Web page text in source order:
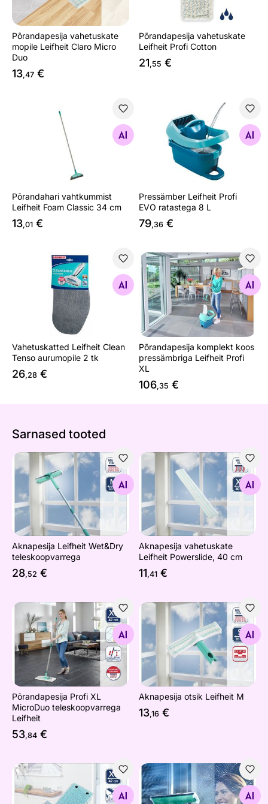
Põrandapesija vahetuskate
mopile Leifheit Claro Micro
Duo
13,47 €
Põrandapesija vahetuskate
Leifheit Profi Cotton
21,55 €
Põrandahari vahtkummist Leifheit Foam Classic 34 cm
Otsi sarnaseid
Põrandahari vahtkummist
Leifheit Foam Classic 34 cm
13,01 €
Pressämber Leifheit Profi
Otsi sarnaseid
Pressämber Leifheit Profi
EVO ratastega 8 L
79,36 €
Vahetuskatted Leifheit Clean Tenso aurumopile 2 tk
Otsi sarnaseid
Vahetuskatted Leifheit Clean
Tenso aurumopile 2 tk
26,28 €
Põrandapesija komplekt
Otsi sarnaseid
Põrandapesija komplekt koos
pressämbriga Leifheit Profi
XL
106,35 €
Sarnased tooted
Aknapesija Leifheit Wet&Dry teleskoopvarrega
Otsi sarnaseid
Aknapesija Leifheit Wet&Dry
teleskoopvarrega
28,52 €
Aknapesija vahetuskate
Otsi sarnaseid
Aknapesija vahetuskate
Leifheit Powerslide, 40 cm
11,41 €
Põrandapesija Profi XL MicroDuo teleskoopvarrega
Otsi sarnaseid
Põrandapesija Profi XL
MicroDuo teleskoopvarrega
Leifheit
53,84 €
Aknapesija otsik Leifheit M
Otsi sarnaseid
Aknapesija otsik Leifheit M
13,16 €
Põrandapesija vahetuskate Leifheit Twist XL Extra Soft
Otsi sarnaseid
Aknapesija otsik Leifheit
Otsi sarnaseid